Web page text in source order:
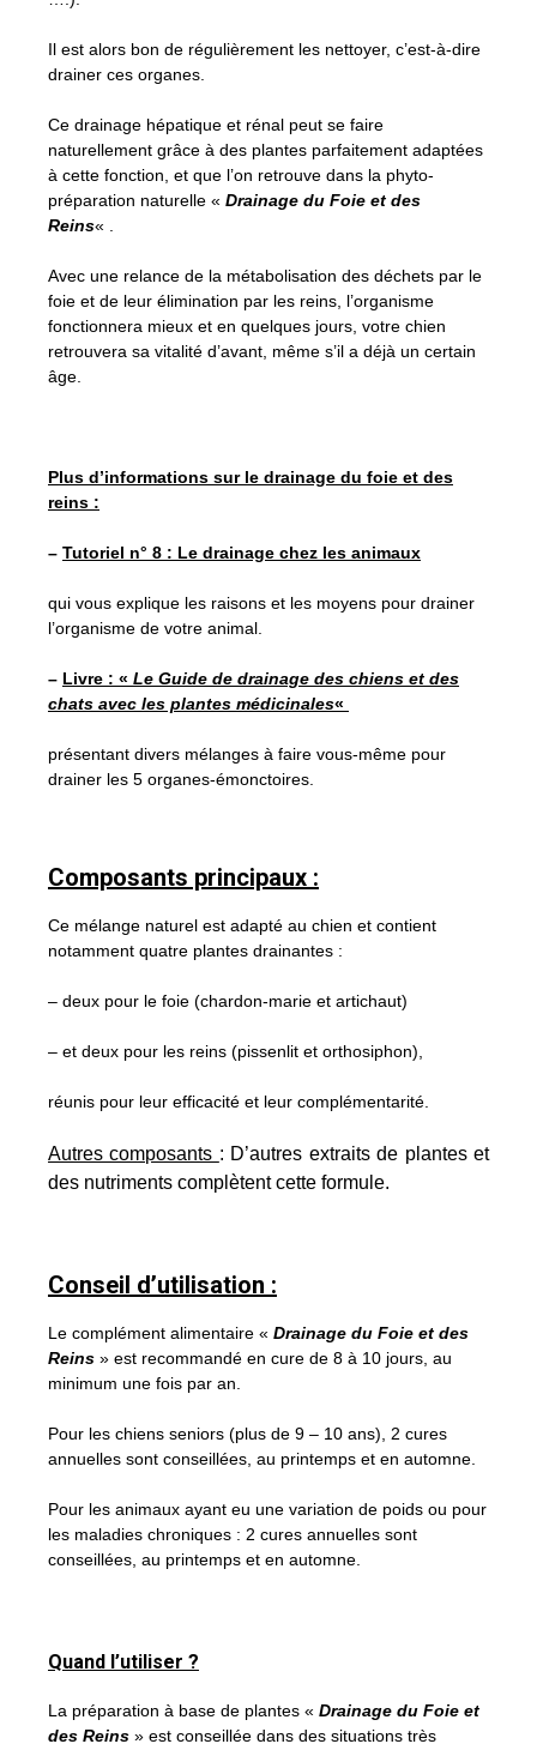
Il est alors bon de régulièrement les nettoyer, c’est-à-dire
drainer ces organes.
Ce drainage hépatique et rénal peut se faire
naturellement grâce à des plantes parfaitement adaptées
à cette fonction, et que l’on retrouve dans la phyto-
préparation naturelle « Drainage du Foie et des
Reins« .
Avec une relance de la métabolisation des déchets par le
foie et de leur élimination par les reins, l’organisme
fonctionnera mieux et en quelques jours, votre chien
retrouvera sa vitalité d’avant, même s’il a déjà un certain
âge.
Plus d’informations sur le drainage du foie et des
reins :
– Tutoriel n° 8 : Le drainage chez les animaux
qui vous explique les raisons et les moyens pour drainer
l’organisme de votre animal.
– Livre : « Le Guide de drainage des chiens et des
chats avec les plantes médicinales«
présentant divers mélanges à faire vous-même pour
drainer les 5 organes-émonctoires.
Composants principaux :
Ce mélange naturel est adapté au chien et contient
notamment quatre plantes drainantes :
– deux pour le foie (chardon-marie et artichaut)
– et deux pour les reins (pissenlit et orthosiphon),
réunis pour leur efficacité et leur complémentarité.
Autres composants : D’autres extraits de plantes et
des nutriments complètent cette formule.
Conseil d’utilisation :
Le complément alimentaire « Drainage du Foie et des
Reins » est recommandé en cure de 8 à 10 jours, au
minimum une fois par an.
Pour les chiens seniors (plus de 9 – 10 ans), 2 cures
annuelles sont conseillées, au printemps et en automne.
Pour les animaux ayant eu une variation de poids ou pour
les maladies chroniques : 2 cures annuelles sont
conseillées, au printemps et en automne.
Quand l’utiliser ?
La préparation à base de plantes « Drainage du Foie et
des Reins » est conseillée dans des situations très